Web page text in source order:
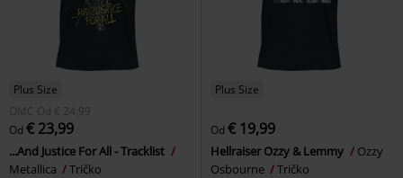
Plus Size
OMC Od € 24,99
Od € 23,99
...And Justice For All - Tracklist
Metallica
Tričko
Plus Size
Od € 19,99
Hellraiser Ozzy & Lemmy
Ozzy
Osbourne
Tričko